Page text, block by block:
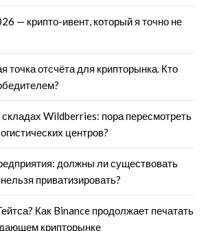
— крипто-ивент, который я точно не
точка отсчёта для крипторынка. Кто
Wildberries: пора пересмотреть
центров?
должны ли существовать
приватизировать?
Как Binance продолжает печатать
крипторынке